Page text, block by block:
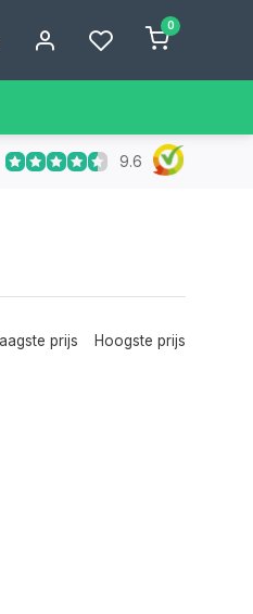
0
- Geen verzendkosten bij
9.6
prijs Hoogste prijs